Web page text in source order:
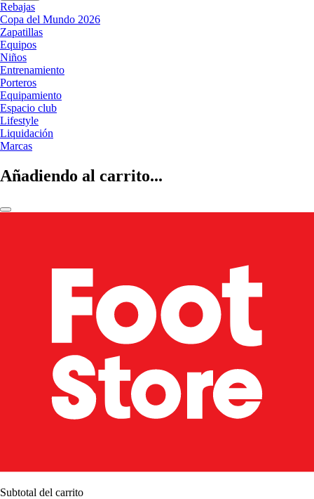
Rebajas
Copa del Mundo 2026
Zapatillas
Equipos
Niños
Entrenamiento
Porteros
Equipamiento
Espacio club
Lifestyle
Liquidación
Marcas
Añadiendo al carrito...
Subtotal del carrito